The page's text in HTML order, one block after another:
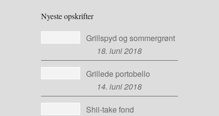
Nyeste opskrifter
Grillspyd og sommergrønt
18. juni 2018
Grillede portobello
14. juni 2018
Shii-take fond